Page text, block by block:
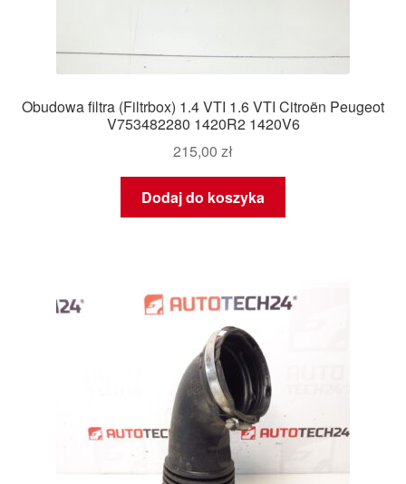
Obudowa filtra (Filtrbox) 1.4 VTI 1.6 VTI Citroën Peugeot
V753482280 1420R2 1420V6
215,00 zł
Dodaj do koszyka